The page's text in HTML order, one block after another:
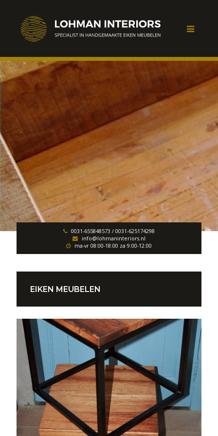
0031-655848573 / 0031-625174298
info@lohmaninteriors.nl
ma-vr 08:00-18:00 za 9:00-12:00
EIKEN MEUBELEN